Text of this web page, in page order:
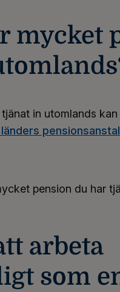
mycket
in utomlands
pension du har
arbeta
som